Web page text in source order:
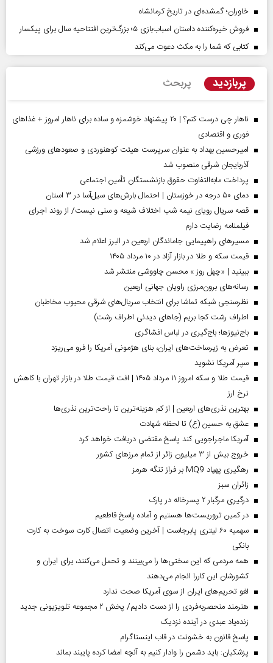
خاوران؛ گمشده‌ای در تاریخ کرمانشاه
فروش خیره‌کننده داستان اسباب‌بازی ۵؛ بزرگ‌ترین افتتاحیه سال برای پیکسار
کتابی که شما را به مکث دعوت می‌کند
پربازدید پربحث
ناهار چی درست کنم؟ | ۲۰ پیشنهاد خوشمزه و ساده برای ناهار امروز + غذاهای
فوری و اقتصادی
امیرحسین بهداد به عنوان سرپرست هیئت کوهنوردی و صعودهای ورزشی
آذربایجان شرقی منصوب شد
پرداخت مابه‌التفاوت حقوق بازنشستگان تأمین اجتماعی
دمای ۵۰ درجه در خوزستان | احتمال بارش‌های سیل‌آسا در ۳ استان
قصه سریال رویای نیمه شب اختلاف شیعه و سنی نیست/ از روند اجرای
فیلمنامه رضایت دارم
مسیر‌های راهپیمایی جاماندگان اربعین در البرز اعلام شد
قیمت سکه و طلا در بازار آزاد در ۱۰ مرداد ۱۴۰۵
ببینید | «چهل روز » محسن چاووشی منتشر شد
رسانه‌های برون‌مرزی راویان جهانی اربعین
نظرسنجی شبکه تماشا برای انتخاب سریال‌های شرقی محبوب مخاطبان
اطراف رشت کجا بریم (جاهای دیدنی اطراف رشت)
باج‌نیوزها؛ باج‌گیری در لباس افشاگری
تعرض به زیرساخت‌های ایران، بنای هژمونی آمریکا را فرو می‌ریزد
سپر آمریکا نشوید
قیمت طلا و سکه امروز ۱۱ مرداد ۱۴۰۵ | افت قیمت طلا در بازار تهران با کاهش
نرخ ارز
بهترین نذری‌های اربعین | از کم هزینه‌ترین تا راحت‌ترین نذری‌ها
عشق به حسین (ع) تا لحظه شهادت
آمریکا ماجراجویی کند پاسخ مقتضی دریافت خواهد کرد
خروج بیش از ۳ میلیون زائر از تمام مرز‌های کشور
رهگیری پهپاد MQ9 بر فراز تنگه هرمز
‌زائران سبز
درگیری مرگبار ۲ پسرخاله در پارک
در کمین تروریست‌ها هستیم و آماده پاسخ قاطعیم
سهمیه ۶۰ لیتری پابرجاست | آخرین وضعیت اتصال کارت سوخت به کارت
بانکی
همه مردمی که این سختی‌ها را می‌بینند و تحمل می‌کنند، برای ایران و
کشورشان این کاررا انجام می‌دهند
لغو تحریم‌های ایران از سوی آمریکا صحت ندارد
هنرمند منحصر‌به‌فردی را از دست دادیم/ پخش ۲ مجموعه تلویزیونی جدید
زنده‌یاد عبدی در آینده نزدیک
پاسخ قانون به خشونت در قاب اینستاگرام
پزشکیان: باید دشمن را وادار کنیم به آنچه امضا کرده پایبند بماند